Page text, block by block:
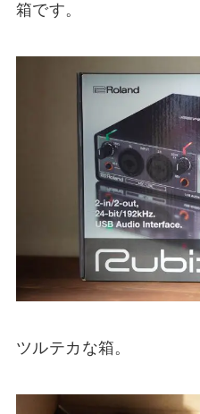
箱です。
ツルテカな箱。